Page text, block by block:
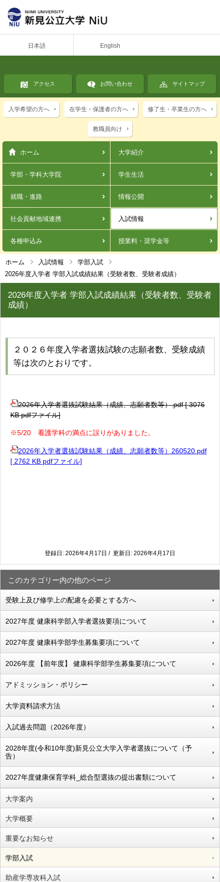
日本語 English
アクセス お問い合わせ サイトマップ
入学希望の方へ 在学生・保護者の方へ 修了生・卒業生の方へ
教職員向け
ホーム 大学紹介
学部・学科大学院 学生生活
就職・進路 情報公開
社会貢献地域連携 入試情報
各種申込み 授業料・奨学金等
ホーム 入試情報
学部入試
2026年度入学者 学部入試成績結果（受験者数、受験者成績）
大学案内
大学概要
重要なお知らせ
学部入試
助産学専攻科入試
2026年度入学者 学部入試成績結果（受験者数、受験者
成績）
２０２６年度入学者選抜試験の志願者数、受験成績
等は次のとおりです。
2026年入学者選抜試験結果（成績、志願者数等）.pdf [ 3076
KB pdfファイル]
※5/20 看護学科の満点に誤りがありました。
2026年入学者選抜試験結果（成績、志願者数等）260520.pdf
[ 2762 KB pdfファイル]
登録日: 2026年4月17日 / 更新日: 2026年4月17日
このカテゴリー内の他のページ
受験上及び修学上の配慮を必要とする方へ
2027年度 健康科学部入学者選抜要項について
2027年度 健康科学部学生募集要項について
2026年度 【前年度】 健康科学部学生募集要項について
アドミッション・ポリシー
大学資料請求方法
入試過去問題（2026年度）
2028年度(令和10年度)新見公立大学入学者選抜について（予
告）
2027年度健康保育学科_総合型選抜の提出書類について